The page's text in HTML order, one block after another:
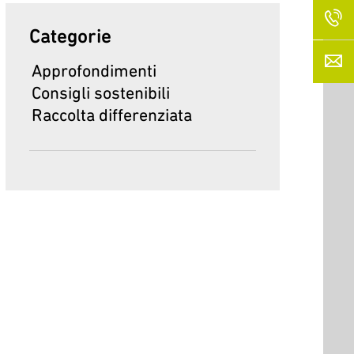
Categorie
Approfondimenti
Consigli sostenibili
Raccolta differenziata